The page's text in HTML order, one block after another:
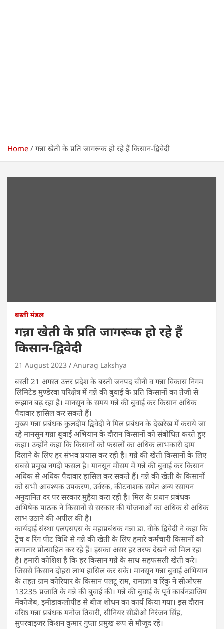
Home गन्ना खेती के प्रति जागरूक हो रहे हैं किसान-द्विवेदी
बस्ती मंडल
गन्ना खेती के प्रति जागरूक हो रहे हैं
किसान-द्विवेदी
21 August 2023 Anurag Lakshya
बस्ती 21 अगस्त उत्तर प्रदेश के बस्ती जनपद चीनी व गन्ना विकास निगम
लिमिटेड मुण्डेरवा परिक्षेत्र में गन्ने की बुवाई के प्रति किसानों का तेजी से
रूझान बढ़ रहा है। मानसून के समय गन्ने की बुवाई कर किसान अधिक
पैदावार हासिल कर सकते हैं।
मुख्य गन्ना प्रबंधक कुलदीप द्विवेदी ने मिल प्रबंधन के देखरेख में कराये जा
रहे मानसून गन्ना बुवाई अभियान के दौरान किसानों को संबोधित करते हुए
कहा। उन्होंने कहा कि किसानों को फसलों का अधिक लाभकारी दाम
दिलाने के लिए हर संभव प्रयास कर रही है। गन्ने की खेती किसानों के लिए
सबसे प्रमुख नगदी फसल है। मानसून मौसम में गन्ने की बुवाई कर किसान
अधिक से अधिक पैदावार हासिल कर सकते हैं। गन्ने की खेती के किसानों
को सभी आवश्यक उपकरण, उर्वरक, कीटनाशक समेत अन्य रसायन
अनुदानित दर पर सरकार मुहैया करा रही है। मिल के प्रधान प्रबंधक
अभिषेक पाठक ने किसानों से सरकार की योजनाओं का अधिक से अधिक
लाभ उठाने की अपील की है।
कार्यदाई संस्था एलएसएस के महाप्रबंधक गन्ना डा. वीके द्विवेदी ने कहा कि
ट्रेंच व रिंग पीट विधि से गन्ने की खेती के लिए हमारे कर्मचारी किसानों को
लगातार प्रोत्साहित कर रहे हैं। इसका असर हर तरफ देखने को मिल रहा
है। हमारी कोशिश है कि हर किसान गन्ने के साथ सहफसली खेती करे।
जिससे किसान दोहरा लाभ हासिल कर सके। मानसून गन्ना बुवाई अभियान
के तहत ग्राम कोरियार के किसान पलटू राम, रामाज्ञा व रिंकु ने सीओएस
13235 प्रजाति के गन्ने की बुवाई की। गन्ने की बुवाई के पूर्व कार्बनडाजिम
मेंकोजेब, इमीडाकलोपीड से बीज शोधन का कार्य किया गया। इस दौरान
वरिष्ठ गन्ना प्रबंधक मनोज तिवारी, सीनियर सीडीओ निरंजन सिंह,
सुपरवाइजर किशन कुमार गुप्ता प्रमुख रूप से मौजूद रहे।